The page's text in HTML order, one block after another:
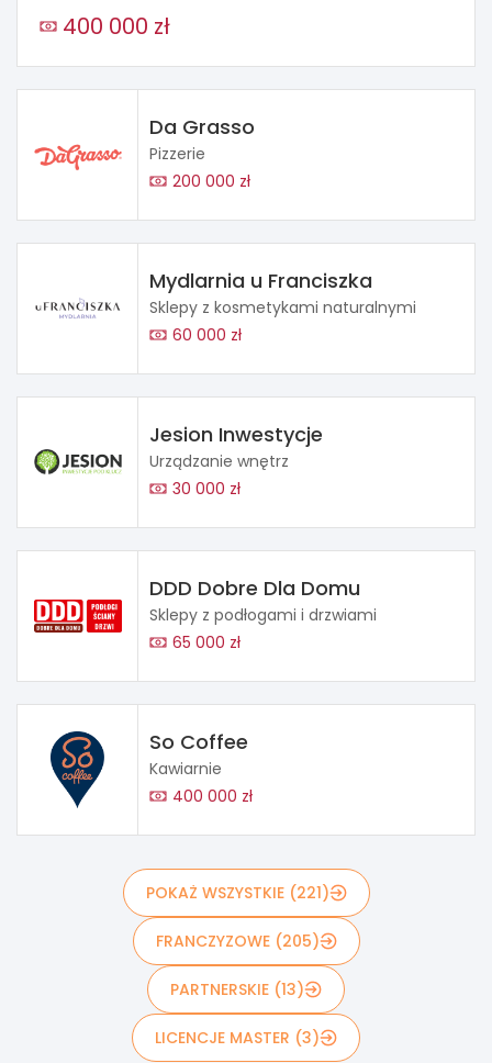
400 000 zł
Da Grasso
Pizzerie
200 000 zł
Mydlarnia u Franciszka
Sklepy z kosmetykami naturalnymi
60 000 zł
Jesion Inwestycje
Urządzanie wnętrz
30 000 zł
DDD Dobre Dla Domu
Sklepy z podłogami i drzwiami
65 000 zł
So Coffee
Kawiarnie
400 000 zł
POKAŻ WSZYSTKIE (221)
FRANCZYZOWE (205)
PARTNERSKIE (13)
LICENCJE MASTER (3)